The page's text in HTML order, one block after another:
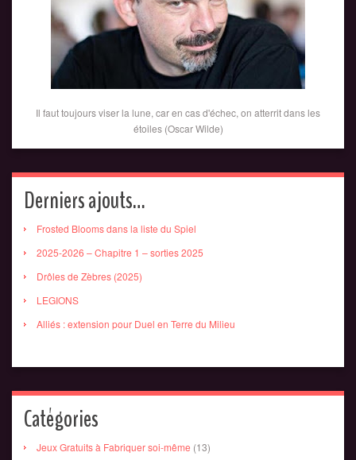
Il faut toujours viser la lune, car en cas d'échec, on atterrit dans les
étoiles (Oscar Wilde)
Derniers ajouts…
Frosted Blooms dans la liste du Spiel
2025-2026 – Chapitre 1 – sorties 2025
Drôles de Zèbres (2025)
LEGIONS
Alliés : extension pour Duel en Terre du Milieu
Catégories
Jeux Gratuits à Fabriquer soi-même (13)